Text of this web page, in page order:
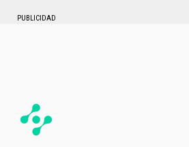
PUBLICIDAD